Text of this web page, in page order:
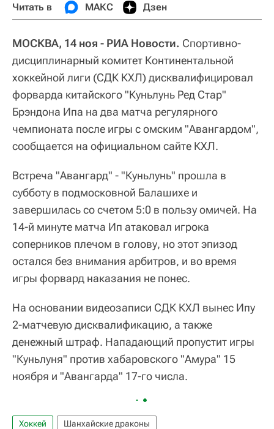
Читать в МАКС Дзен
МОСКВА, 14 ноя - РИА Новости. Спортивно-
дисциплинарный комитет Континентальной
хоккейной лиги (СДК КХЛ) дисквалифицировал
форварда китайского "Куньлунь Ред Стар"
Брэндона Ипа на два матча регулярного
чемпионата после игры с омским "Авангардом",
сообщается на официальном сайте КХЛ.
Встреча "Авангард" - "Куньлунь" прошла в
субботу в подмосковной Балашихе и
завершилась со счетом 5:0 в пользу омичей. На
14-й минуте матча Ип атаковал игрока
соперников плечом в голову, но этот эпизод
остался без внимания арбитров, и во время
игры форвард наказания не понес.
На основании видеозаписи СДК КХЛ вынес Ипу
2-матчевую дисквалификацию, а также
денежный штраф. Нападающий пропустит игры
"Куньлуня" против хабаровского "Амура" 15
ноября и "Авангарда" 17-го числа.
Хоккей Шанхайские драконы